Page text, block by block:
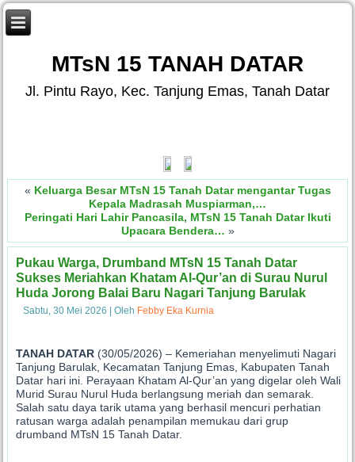
MTsN 15 TANAH DATAR
Jl. Pintu Rayo, Kec. Tanjung Emas, Tanah Datar
« Keluarga Besar MTsN 15 Tanah Datar mengantar Tugas
Kepala Madrasah Muspiarman,…
Peringati Hari Lahir Pancasila, MTsN 15 Tanah Datar Ikuti
Upacara Bendera… »
Pukau Warga, Drumband MTsN 15 Tanah Datar
Sukses Meriahkan Khatam Al-Qur’an di Surau Nurul
Huda Jorong Balai Baru Nagari Tanjung Barulak
Sabtu, 30 Mei 2026 |Oleh Febby Eka Kurnia
TANAH DATAR (30/05/2026) – Kemeriahan menyelimuti Nagari
Tanjung Barulak, Kecamatan Tanjung Emas, Kabupaten Tanah
Datar hari ini. Perayaan Khatam Al-Qur’an yang digelar oleh Wali
Murid Surau Nurul Huda berlangsung meriah dan semarak.
Salah satu daya tarik utama yang berhasil mencuri perhatian
ratusan warga adalah penampilan memukau dari grup
drumband MTsN 15 Tanah Datar.